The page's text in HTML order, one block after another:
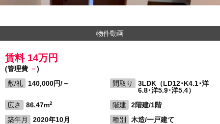
物件動画
賃料 14万円
(管理費 －)
敷/礼
140,000円/－ 間取り
3LDK（LD12･K4.1･洋
6.8･洋5.9･洋5.4）
広さ
86.47m2 階建
2階建/1階
築年月
2020年10月 種別
木造/一戸建て